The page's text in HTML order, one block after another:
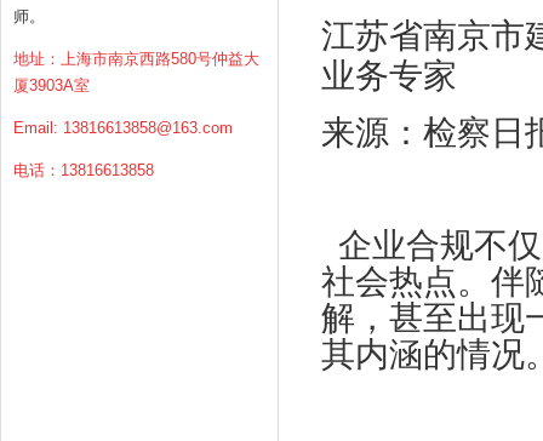
师。
地址：上海市南京西路580号仲益大
厦3903A室
Email: 13816613858@163.com
电话：13816613858
江苏省南京市
业务专家
来源：检察日
企业合规不
社会热点。伴
解，甚至出现
其内涵的情况